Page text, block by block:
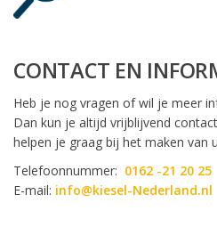
CONTACT EN
Heb je nog vragen of wil je meer
Dan kun je altijd vrijblijvend
helpen je graag bij het maken van
Telefoonnummer: 0162 -21 20 25
E-mail: info@kiesel-Nederland.nl